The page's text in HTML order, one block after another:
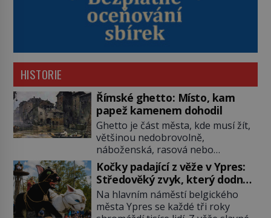
HISTORIE
Římské ghetto: Místo, kam
papež kamenem dohodil
Ghetto je část města, kde musí žít,
většinou nedobrovolně,
náboženská, rasová nebo
národnostní menšina obyvatel.
Bohaté historické zkušenosti mají s
takovým životem Židé. Už od
středověku jsou totiž v každou
chvíli nuceni v nějakém žít. Mezi ty
Kočky padající z věže v Ypres:
Středověký zvyk, který dodnes
budí rozpaky
Na hlavním náměstí belgického
města Ypres se každé tři roky